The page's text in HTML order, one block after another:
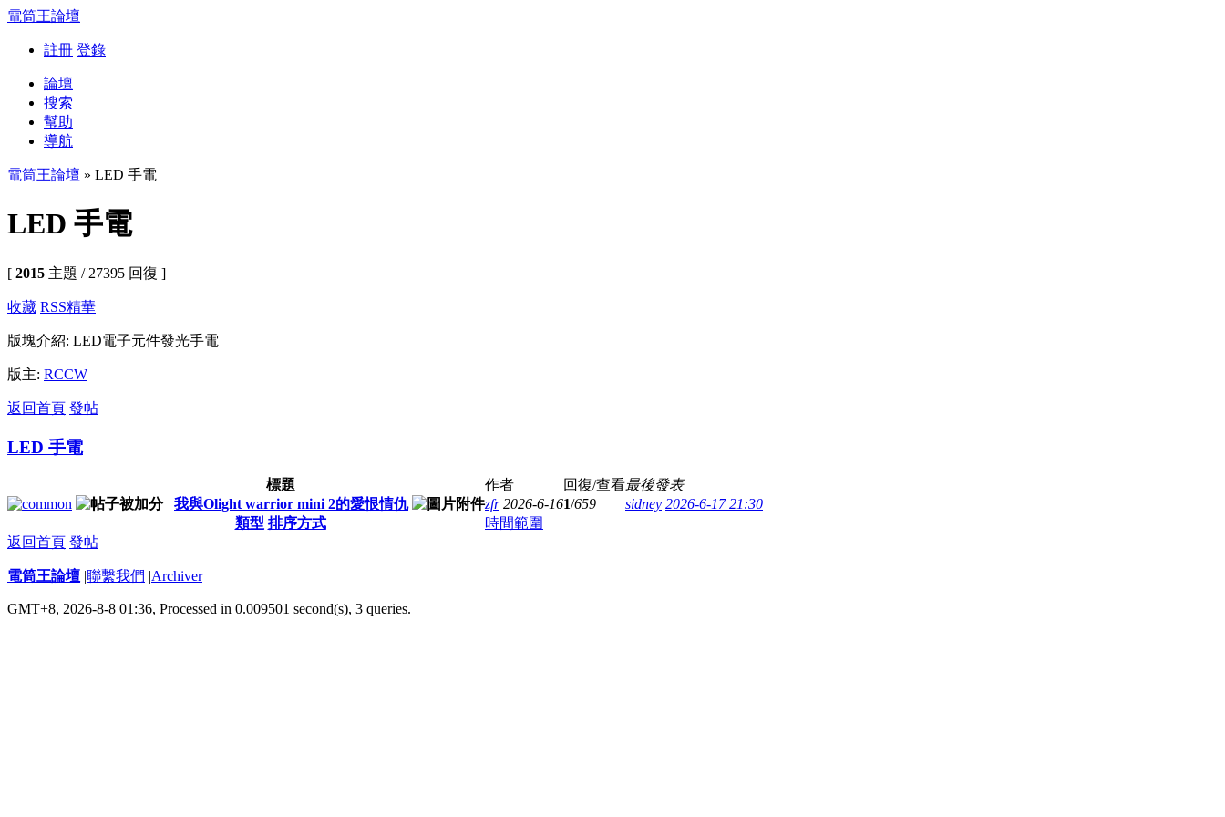
電筒王論壇
註冊 登錄
論壇
搜索
幫助
導航
電筒王論壇 » LED 手電
LED 手電
[ 2015 主題 / 27395 回復 ]
收藏 RSS精華
版塊介紹: LED電子元件發光手電
版主: RCCW
返回首頁 發帖
LED 手電
標題 作者 回復/查看最後發表
我與Olight warrior mini 2的愛恨情仇
zfr 2026-6-161/659 sidney 2026-6-17 21:30
類型 排序方式
時間範圍
返回首頁 發帖
電筒王論壇 |聯繫我們 |Archiver
GMT+8, 2026-8-8 01:36, Processed in 0.009501 second(s), 3 queries.